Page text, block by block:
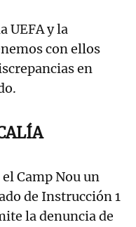
UEFA y la
con ellos
en
Camp Nou un
de Instrucción 1
la denuncia de